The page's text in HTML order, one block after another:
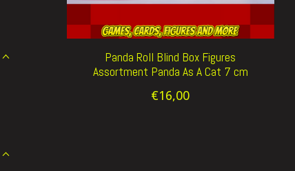
Panda Roll Blind Box Figures
Assortment Panda As A Cat 7 cm
€16,00